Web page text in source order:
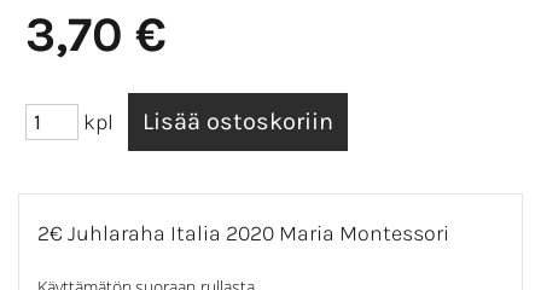
3,70 €
kpl
2€ Juhlaraha Italia 2020 Maria Montessori